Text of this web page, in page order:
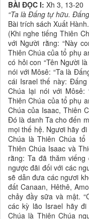
BÀI ĐỌC I: Xh 3, 13-20
“Ta là Đấng tự hữu.
Bài trích sách Xuất Hành.
(Khi nghe tiếng Thiên
với Người rằng: “Này
Thiên Chúa của tổ phụ
có hỏi con “Tên Người
nói với Môsê: “Ta là
cái Israel thế này:
Chúa lại nói với Môsê:
Thiên Chúa của tổ phụ
Chúa của Isaac, Thiên
Đó là danh Ta cho đến
mọi thế hệ. Ngươi hãy
Chúa là Thiên Chúa tổ
Thiên Chúa Isaac và
rằng: Ta đã thăm
ngược đãi đối với các
sẽ dẫn đưa các ngươi
đất Canaan, Hêthê,
chảy đầy sữa và mật.
các kỳ lão Israel hãy
Chúa là Thiên Chúa